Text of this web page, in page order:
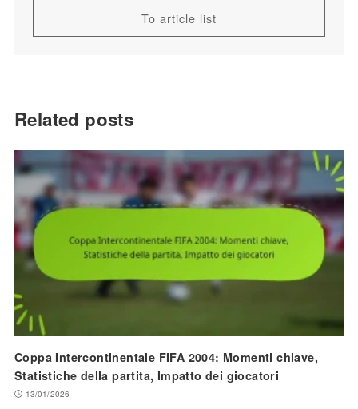
To article list
Related posts
Coppa Intercontinentale FIFA 2004: Momenti chiave,
Statistiche della partita, Impatto dei giocatori
13/01/2026